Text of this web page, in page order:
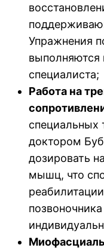
Упражнения
выполняются
специалиста;
Работа на
специальных
доктором
дозировать
мышц, что